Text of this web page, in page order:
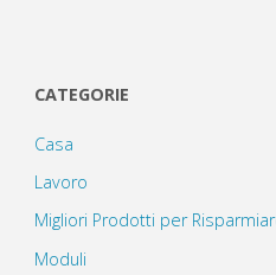
CATEGORIE
Casa
Lavoro
Migliori Prodotti per
Moduli